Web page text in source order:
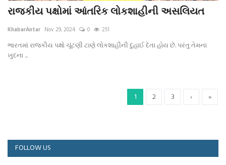
રાજકીય પક્ષોમાં આંતરિક લોકશાહીની અસલિયત
KhabarAntar Nov 29, 2024 0 251
ભારતમાં રાજકીય પક્ષો ચૂંટણી ટાણે લોકશાહીની દુહાઈ દેતા હોય છે. પરંતુ તેમના
ખુદના ...
1 2 3 › »
FOLLOW US